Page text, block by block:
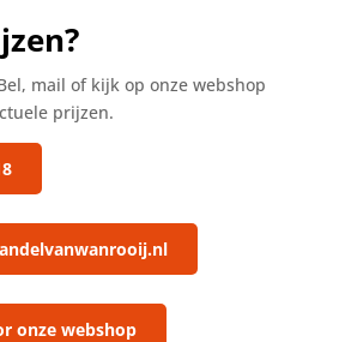
mail of kijk op onze webshop
prijzen.
onze webshop